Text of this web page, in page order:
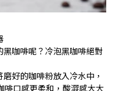
咖啡呢？冷泡黑咖啡絕對
好的咖啡粉放入冷水中，
口感更柔和，酸澀感大大